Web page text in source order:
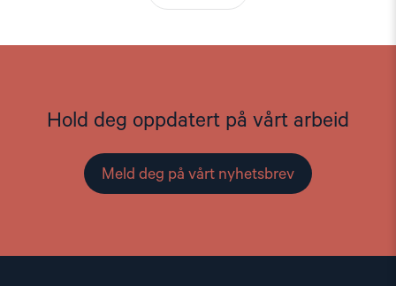
Hold deg oppdatert på vårt arbeid
Meld deg på vårt nyhetsbrev